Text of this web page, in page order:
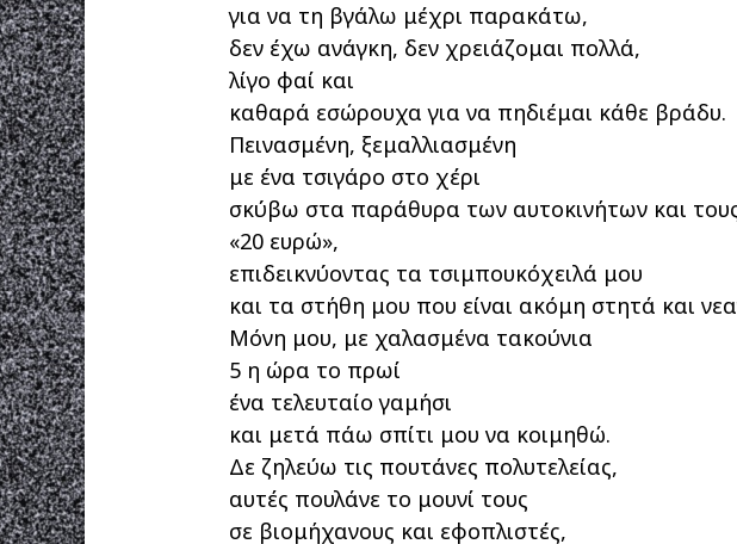
για να τη βγάλω μέχρι παρακάτω,
δεν έχω ανάγκη, δεν χρειάζομαι πολλά,
λίγο φαί και
καθαρά εσώρουχα για να πηδιέμαι κάθε βράδυ.
Πεινασμένη, ξεμαλλιασμένη
με ένα τσιγάρο στο χέρι
σκύβω στα παράθυρα των αυτοκινήτων και
«20 ευρώ»,
επιδεικνύοντας τα τσιμπουκόχειλά μου
και τα στήθη μου που είναι ακόμη στητά και
Μόνη μου, με χαλασμένα τακούνια
5 η ώρα το πρωί
ένα τελευταίο γαμήσι
και μετά πάω σπίτι μου να κοιμηθώ.
Δε ζηλεύω τις πουτάνες πολυτελείας,
αυτές πουλάνε το μουνί τους
σε βιομήχανους και εφοπλιστές,